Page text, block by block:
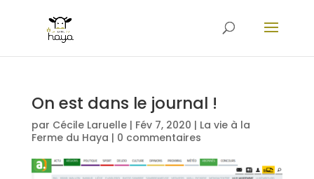
On est dans le journal !
par Cécile Laruelle| Fév 7, 2020 | La vie à la
Ferme du Haya | 0 commentaires